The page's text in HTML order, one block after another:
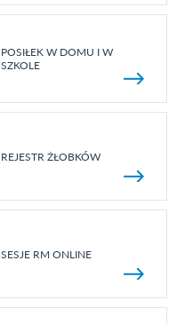
POSIŁEK W DOMU I W
SZKOLE
REJESTR ŻŁOBKÓW
SESJE RM ONLINE